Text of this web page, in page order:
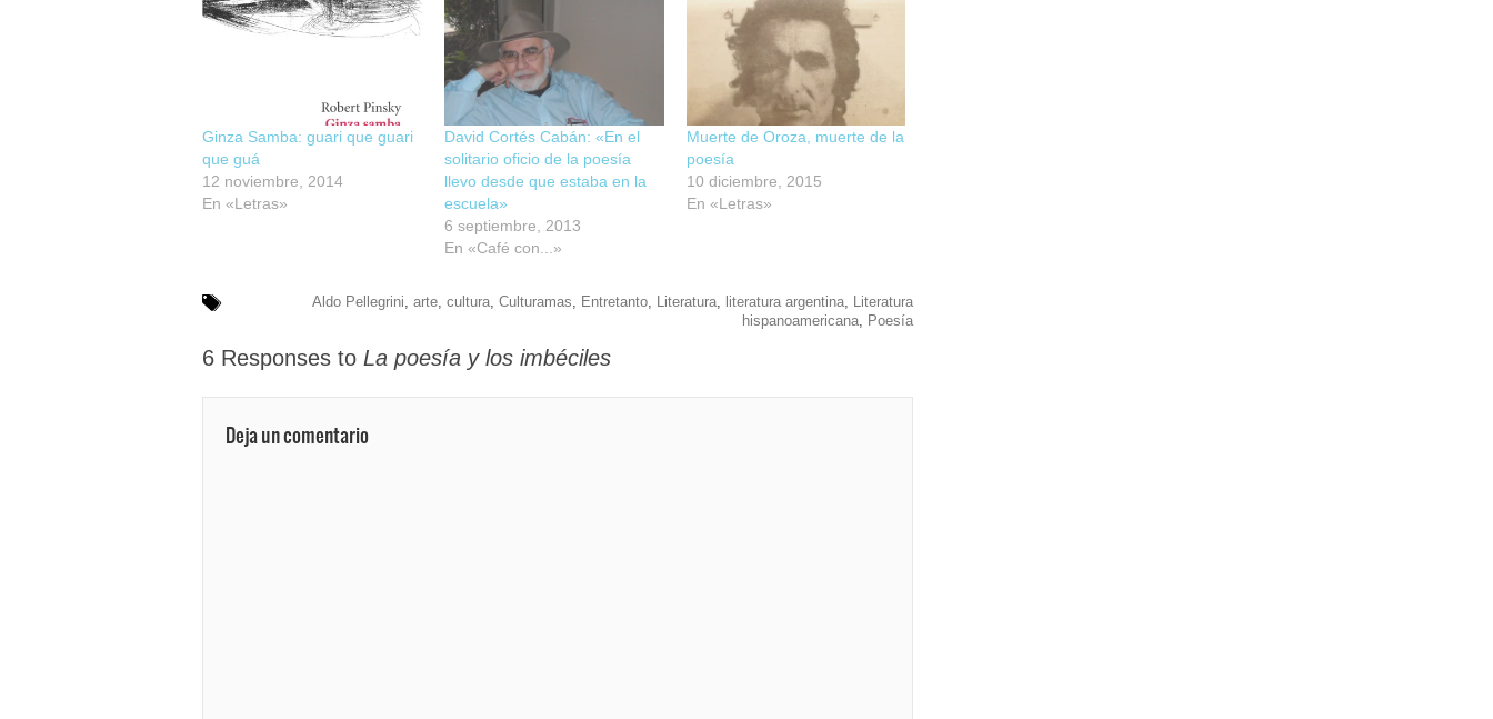
Ginza Samba: guari que guari
que guá
12 noviembre, 2014
En «Letras»
David Cortés Cabán: «En el
solitario oficio de la poesía
llevo desde que estaba en la
escuela»
6 septiembre, 2013
En «Café con...»
Muerte de Oroza, muerte de la
poesía
10 diciembre, 2015
En «Letras»
Aldo Pellegrini arte cultura Culturamas Entretanto Literatura literatura argentina Literatura
hispanoamericana Poesía
6 Responses to La poesía y los imbéciles
Deja un comentario